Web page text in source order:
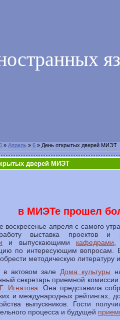
» Апрель » 6 » День открытых дверей МИЭТ
дверей МИЭТ
в МИЭТе прошел
воскресенье апреля с самого
выставка проектов
и выпускающими кафедрами
по интересующим
методическую литературу
актовом зале Дома культуры
секретарь приемной комиссии
Игнатова . Она представила
и международных рейтингах,
выпускников. Гости
процесса и будущей